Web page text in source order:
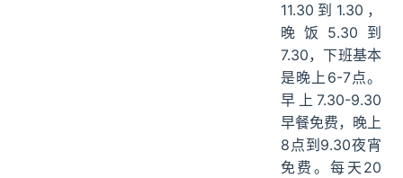
11.30到1.30，
晚饭5.30到
7.30，下班基本
是晚上6-7点。
早上7.30-9.30
早餐免费，晚上
8点到9.30夜宵
免费。每天20